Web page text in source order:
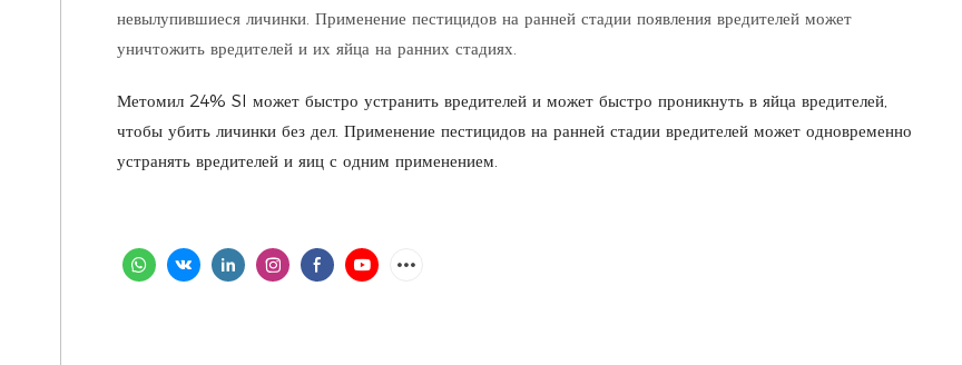
невылупившиеся личинки. Применение пестицидов на ранней стадии появления вредителей может
уничтожить вредителей и их яйца на ранних стадиях.
Метомил 24% Sl может быстро устранить вредителей и может быстро проникнуть в яйца вредителей,
чтобы убить личинки без дел. Применение пестицидов на ранней стадии вредителей может одновременно
устранять вредителей и яиц с одним применением.